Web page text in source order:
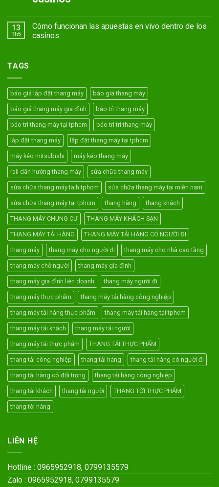
13
Th5
Cómo funcionan las apuestas en vivo dentro de los
casinos
TAGS
báo giá lắp đặt thang máy báo giá thang máy
báo giá thang máy gia đình bảo trì thang máy
bảo trì thang máy tại tphcm bảo trì trì thang máy
lắp đặt thang máy lắp đặt thang máy tại tphcm
máy kéo mitsubishi máy kéo thang máy
rail dãn hướng thang máy sửa chữa thang máy
sửa chữa thang máy taih tphcm sửa chữa thang máy tại miền nam
sửa chữa thang máy tại tphcm thang hàng thang khách
THANG MÁY CHUNG CƯ THANG MÁY KHÁCH SẠN
THANG MÁY TẢI HÀNG THANG MÁY TẢI HÀNG CÓ NGƯỜI ĐI
thang máy thang máy cho người đi thang máy cho nhà cao tầng
thang máy chở người thang máy gia đình
thang máy gia đình liên doanh thang máy người đi
thang máy thực phẩm thang máy tải hàng công nghiệp
thang máy tải hàng thực phẩm thang máy tải hàng tại tphcm
thang máy tải khách thang máy tải người
thang máy tải thực phẩm THANG TẢI THỰC PHẨM
thang tải công nghiệp thang tải hàng thang tải hàng có người đi
thang tải hàng có đối trọng thang tải hàng công nghiệp
thang tải khách thang tải người THANG TỜI THỰC PHẨM
thang tời hàng
LIÊN HỆ
Hotline : 0965952918, 0799135579
Zalo : 0965952918, 0799135579